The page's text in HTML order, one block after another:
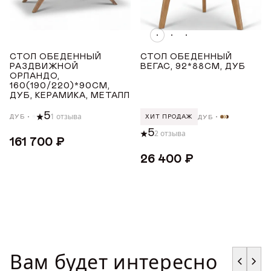
Показать все
ПОКРЫТИЕ СТОЛЕШНИЦЫ
Керамика
Массив дуба
Шпон дуба
ДЛИНА ТОВАРА (СМ)
от
СТОЛ ОБЕДЕННЫЙ
РАЗДВИЖНОЙ
ОРЛАНДО,
160(190/220)*90СМ,
ДУБ, КЕРАМИКА, МЕТАЛЛ
ДУБ 51 отзыва
161 700 ₽
СТОЛ ОБЕДЕННЫЙ
ВЕГАС, 92*88СМ, ДУБ
ХИТ ПРОДАЖ ДУБ
52 отзыва
26 400 ₽
Вам будет интересно